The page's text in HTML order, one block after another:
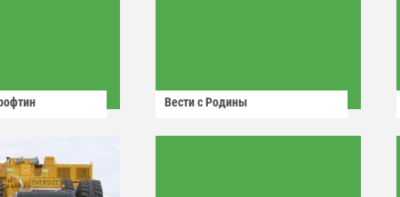
Вести с Родины